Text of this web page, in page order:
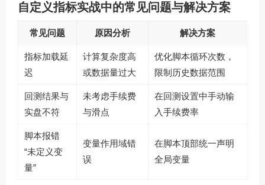
自定义指标实战中的常见问题与解决方案
常见问题 原因分析 解决方案
指标加载延
迟
计算复杂度高
或数据量过大
优化脚本循环次数，
限制历史数据范围
回测结果与
实盘不符
未考虑手续费
与滑点
在回测设置中手动输
入手续费率
脚本报错
“未定义变
量”
变量作用域错
误
在脚本顶部统一声明
全局变量